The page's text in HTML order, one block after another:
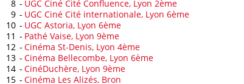
8 - UGC Ciné Cité Confluence, Lyon 2ème
9 - UGC Ciné Cité internationale, Lyon 6ème
10 - UGC Astoria, Lyon 6ème
11 - Pathé Vaise, Lyon 9ème
12 - Cinéma St-Denis, Lyon 4ème
13 - Cinéma Bellecombe, Lyon 6ème
14 - CinéDuchère, Lyon 9ème
15 - Cinéma Les Alizés, Bron